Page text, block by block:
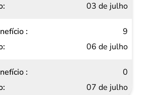
03 de julho
9
06 de julho
0
07 de julho